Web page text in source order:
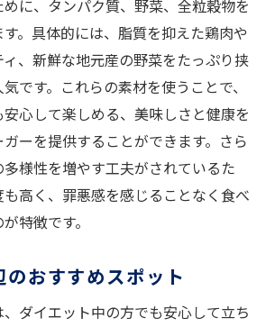
ト中でも楽しめる理由
選べるメニューの数々
に役立つピックアップメニュー
に、タンパク質、野菜、全粒穀物を
。具体的には、脂質を抑えた鶏肉や
、新鮮な地元産の野菜をたっぷり挟
です。これらの素材を使うことで、
心して楽しめる、美味しさと健康を
ーを提供することができます。さら
様性を増やす工夫がされているた
高く、罪悪感を感じることなく食べ
特徴です。
おすすめスポット
ダイエット中の方でも安心して立ち